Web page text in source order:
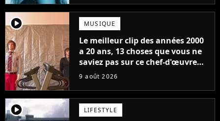
player2 MUSIQUE
Le meilleur clip des années 2000
a 20 ans, 13 choses que vous ne
saviez pas sur ce chef-d'œuvre
qui a révolutionné YouTube
9 août 2026
player2 LIFESTYLE